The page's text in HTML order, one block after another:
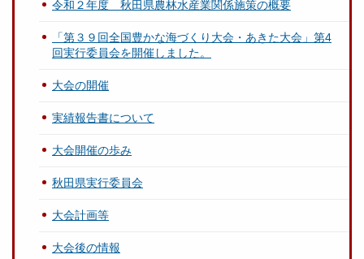
令和２年度 秋田県農林水産業関係施策の概要
「第３９回全国豊かな海づくり大会・あきた大会」第4
回実行委員会を開催しました。
大会の開催
実績報告書について
大会開催の歩み
秋田県実行委員会
大会計画等
大会後の情報